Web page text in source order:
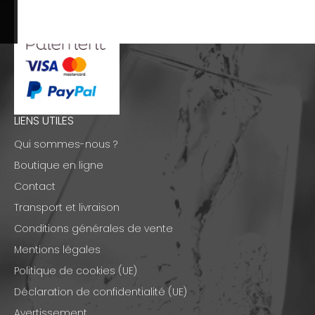
LIENS UTILES
Qui sommes-nous ?
Boutique en ligne
Contact
Transport et livraison
Conditions générales de vente
Mentions légales
Politique de cookies (UE)
Déclaration de confidentialité (UE)